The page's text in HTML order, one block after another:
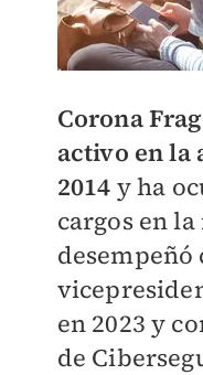
Corona
activo en la
2014 y ha
cargos en
desempeñó
en 2023 y
de